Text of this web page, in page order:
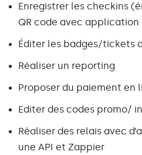
Enregistrer les checkins
QR code avec application
Éditer les badges/tickets
Réaliser un reporting
Proposer du paiement en
Editer des codes promo/
Réaliser des relais avec
une API et Zappier